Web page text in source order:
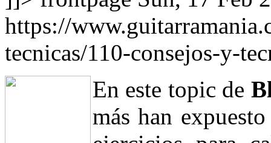
https://
tecnicas/110-consejos-y-
En este topic de
más han